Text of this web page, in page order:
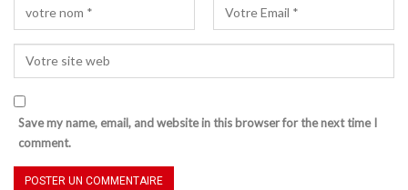
Save my name, email, and website in this browser for the next time I
comment.